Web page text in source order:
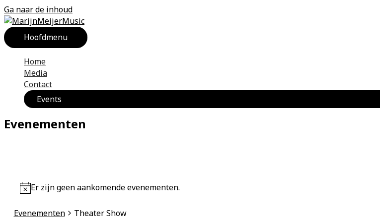
Ga naar de inhoud
Hoofdmenu
Home
Media
Contact
Events
Evenementen
Er zijn geen aankomende evenementen.
Evenementen Theater Show